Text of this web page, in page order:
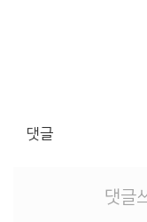
댓글
댓글